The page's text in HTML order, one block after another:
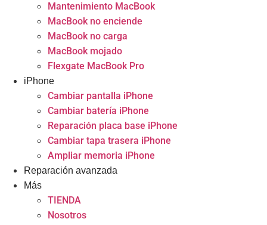
Mantenimiento MacBook
MacBook no enciende
MacBook no carga
MacBook mojado
Flexgate MacBook Pro
iPhone
Cambiar pantalla iPhone
Cambiar batería iPhone
Reparación placa base iPhone
Cambiar tapa trasera iPhone
Ampliar memoria iPhone
Reparación avanzada
Más
TIENDA
Nosotros